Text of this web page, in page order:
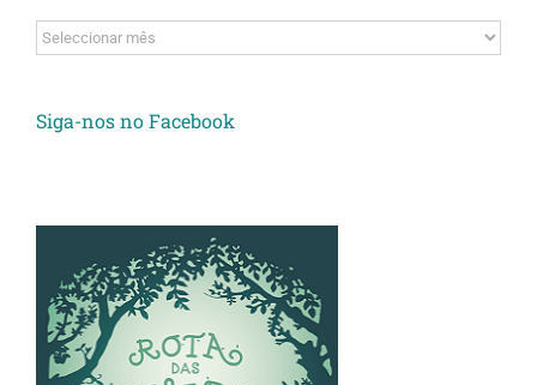
Arquivos
Siga-nos no Facebook